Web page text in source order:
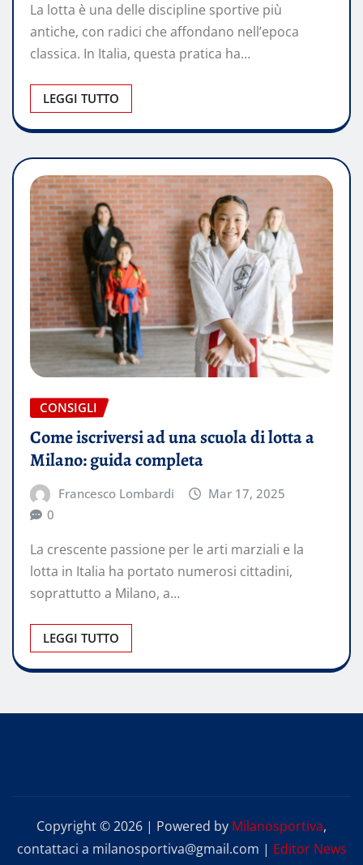
La lotta è una delle discipline sportive più
antiche, con radici che affondano nell’epoca
classica. In Italia, questa pratica ha…
LEGGI TUTTO
CONSIGLI
Come iscriversi ad una scuola di lotta a
Milano: guida completa
Francesco Lombardi
Mar 17, 2025
0
La crescente passione per le arti marziali e la
lotta in Italia ha portato numerosi cittadini,
soprattutto a Milano, a…
LEGGI TUTTO
Copyright © 2026 | Powered by Milanosportiva,
contattaci a milanosportiva@gmail.com | Editor News